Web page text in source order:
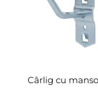
Cârlig cu